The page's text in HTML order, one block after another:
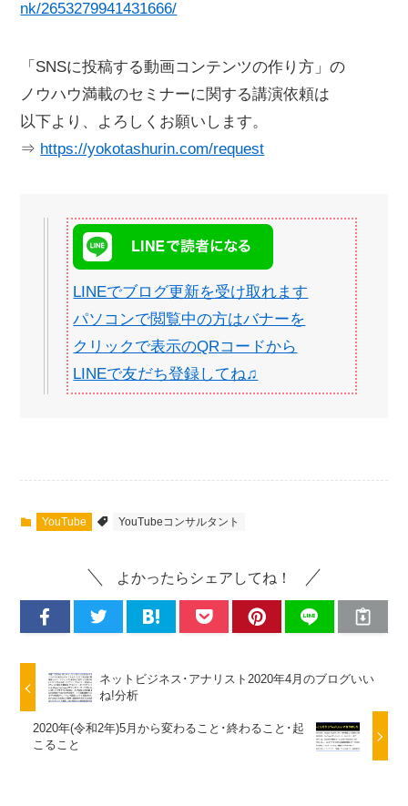
nk/2653279941431666/
「SNSに投稿する動画コンテンツの作り方」の
ノウハウ満載のセミナーに関する講演依頼は
以下より、よろしくお願いします。
⇒ https://yokotashurin.com/request
LINEでブログ更新を受け取れます
パソコンで閲覧中の方はバナーを
クリックで表示のQRコードから
LINEで友だち登録してね♫
YouTube YouTubeコンサルタント
よかったらシェアしてね！
ネットビジネス･アナリスト2020年4月のブログいい
ね!分析
2020年(令和2年)5月から変わること･終わること･起
こること